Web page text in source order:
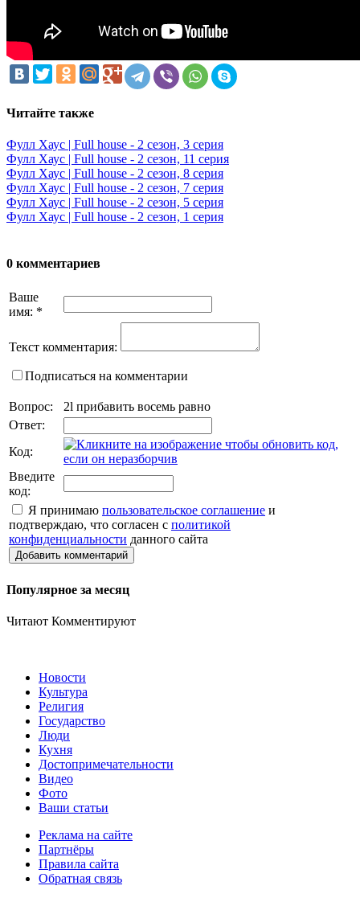
Читайте также
Фулл Хаус | Full house - 2 сезон, 3 серия
Фулл Хаус | Full house - 2 сезон, 11 серия
Фулл Хаус | Full house - 2 сезон, 8 серия
Фулл Хаус | Full house - 2 сезон, 7 серия
Фулл Хаус | Full house - 2 сезон, 5 серия
Фулл Хаус | Full house - 2 сезон, 1 серия
0 комментариев
Ваше
имя: *
Текст комментария:
Подписаться на комментарии
Вопрос:
2l прибавить восемь равно
Ответ:
Код:
Введите
код:
Я принимаю пользовательское соглашение и
подтверждаю, что согласен с политикой
конфиденциальности данного сайта
Добавить комментарий
Популярное за месяц
Читают Комментируют
Новости
Культура
Религия
Государство
Люди
Кухня
Достопримечательности
Видео
Фото
Ваши статьи
Реклама на сайте
Партнёры
Правила сайта
Обратная связь